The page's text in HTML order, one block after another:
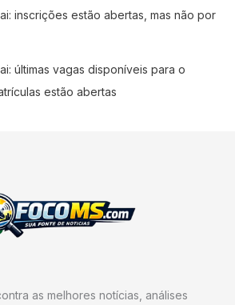
inscrições estão abertas, mas não por
últimas vagas disponíveis para o
estão abertas
as melhores notícias, análises